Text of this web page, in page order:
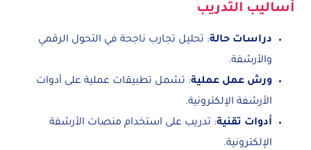
أساليب التدريب
دراسات حالة: تحليل تجارب ناجحة في التحول الرقمي
والأرشفة.
ورش عمل عملية: تشمل تطبيقات عملية على أدوات
الأرشفة الإلكترونية.
أدوات تقنية: تدريب على استخدام منصات الأرشفة
الإلكترونية.